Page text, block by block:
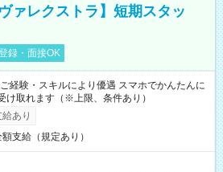
ァレクストラ】短期スタッ
録・面接OK
験・スキルにより優遇 スマホでかんたんに
け取れます（※上限、条件あり）
あり
支給（規定あり）